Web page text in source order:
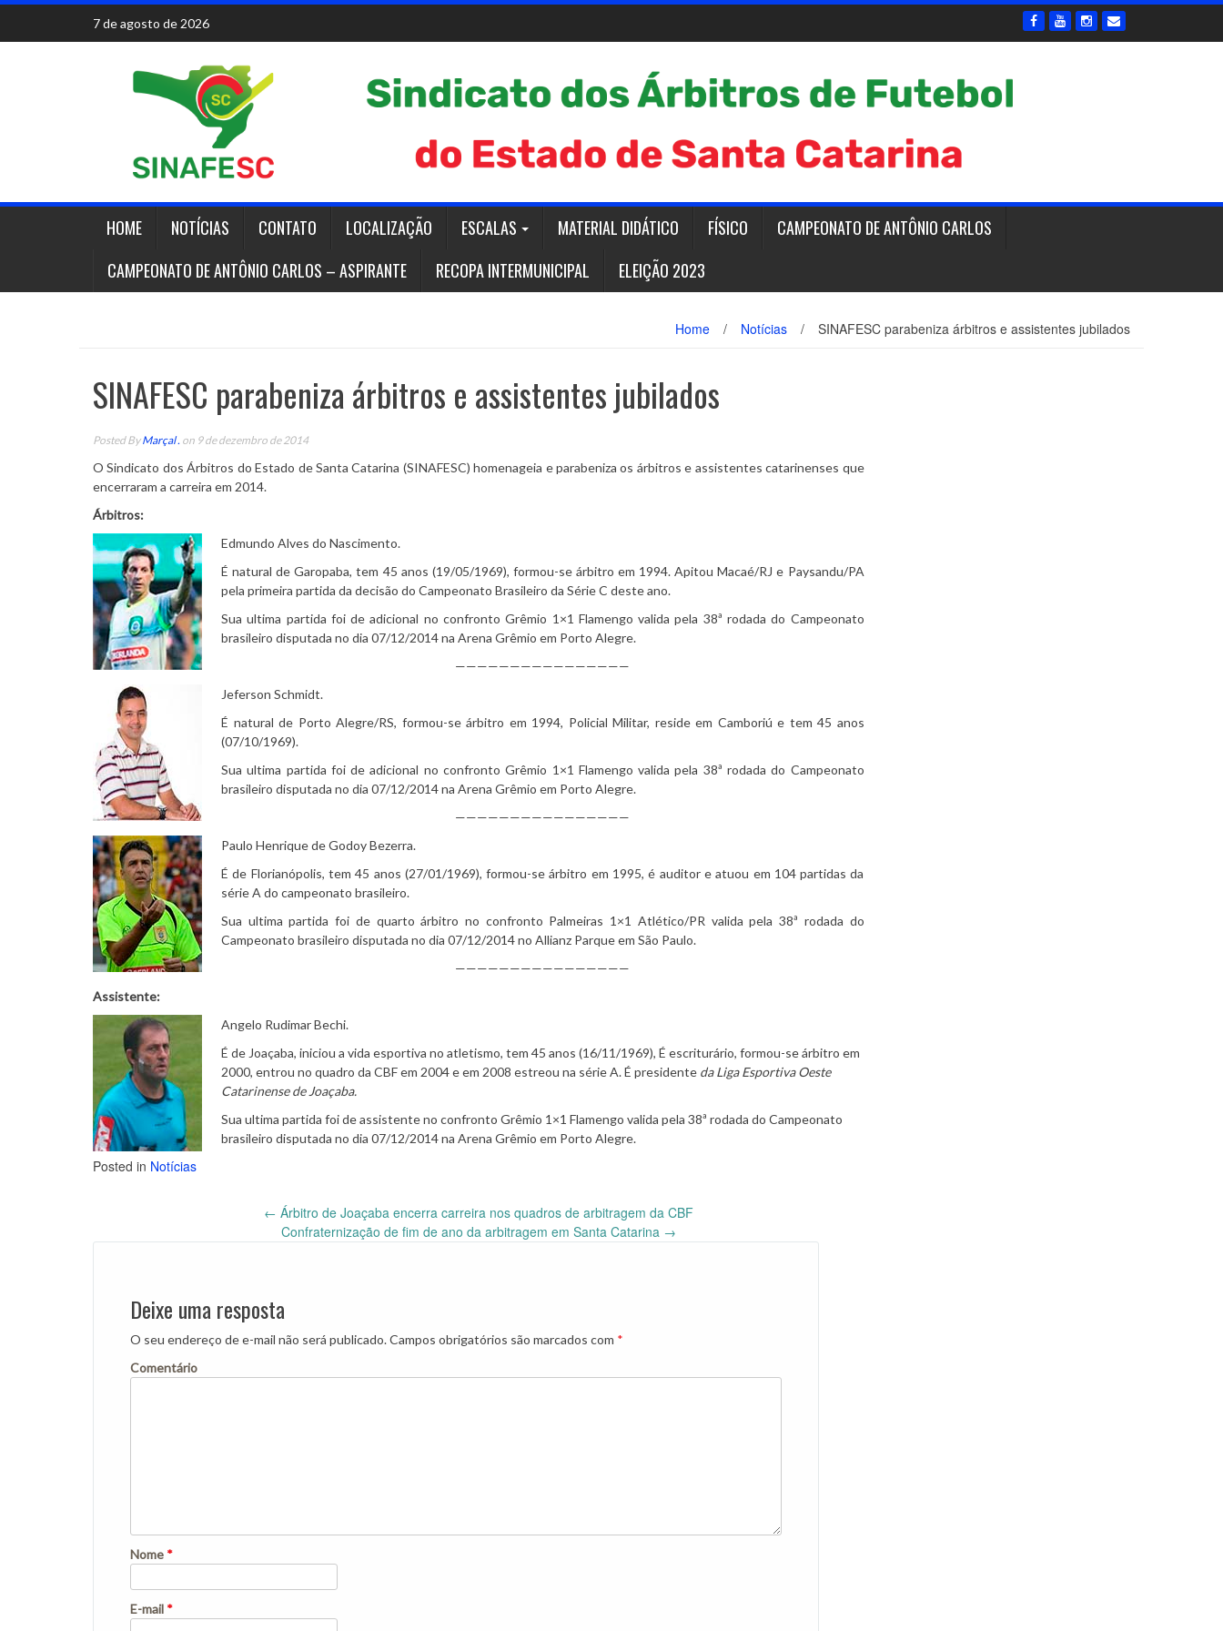
Skip
content
7 de agosto de 2026
HOME NOTÍCIAS CONTATO LOCALIZAÇÃO ESCALAS MATERIAL DIDÁTICO FÍSICO
CAMPEONATO DE ANTÔNIO CARLOS
CAMPEONATO DE ANTÔNIO CARLOS – ASPIRANTE
RECOPA INTERMUNICIPAL ELEIÇÃO 2023
Home / Notícias / SINAFESC parabeniza árbitros e assistentes jubilados
SINAFESC parabeniza árbitros e assistentes jubilados
Posted ByMarçal . on 9 de dezembro de 2014
O Sindicato dos Árbitros do Estado de Santa Catarina (SINAFESC) homenageia e parabeniza os árbitros e assistentes catarinenses que
encerraram a carreira em 2014.
Árbitros:
Edmundo Alves do Nascimento.
É natural de Garopaba, tem 45 anos (19/05/1969), formou-se árbitro em 1994. Apitou Macaé/RJ e Paysandu/PA
pela primeira partida da decisão do Campeonato Brasileiro da Série C deste ano.
Sua ultima partida foi de adicional no confronto Grêmio 1×1 Flamengo valida pela 38ª rodada do Campeonato
brasileiro disputada no dia 07/12/2014 na Arena Grêmio em Porto Alegre.
————————————————
Jeferson Schmidt.
É natural de Porto Alegre/RS, formou-se árbitro em 1994, Policial Militar, reside em Camboriú e tem 45 anos
(07/10/1969).
Sua ultima partida foi de adicional no confronto Grêmio 1×1 Flamengo valida pela 38ª rodada do Campeonato
brasileiro disputada no dia 07/12/2014 na Arena Grêmio em Porto Alegre.
————————————————
Paulo Henrique de Godoy Bezerra.
É de Florianópolis, tem 45 anos (27/01/1969), formou-se árbitro em 1995, é auditor e atuou em 104 partidas da
série A do campeonato brasileiro.
Sua ultima partida foi de quarto árbitro no confronto Palmeiras 1×1 Atlético/PR valida pela 38ª rodada do
Campeonato brasileiro disputada no dia 07/12/2014 no Allianz Parque em São Paulo.
————————————————
Assistente:
Angelo Rudimar Bechi.
É de Joaçaba, iniciou a vida esportiva no atletismo, tem 45 anos (16/11/1969), É escriturário, formou-se árbitro em
2000, entrou no quadro da CBF em 2004 e em 2008 estreou na série A. É presidente da Liga Esportiva Oeste
Catarinense de Joaçaba.
Sua ultima partida foi de assistente no confronto Grêmio 1×1 Flamengo valida pela 38ª rodada do Campeonato
brasileiro disputada no dia 07/12/2014 na Arena Grêmio em Porto Alegre.
Posted in Notícias
Post
← Árbitro de Joaçaba encerra carreira nos quadros de arbitragem da CBF
Confraternização de fim de ano da arbitragem em Santa Catarina →
Deixe uma resposta
O seu endereço de e-mail não será publicado.Campos obrigatórios são marcados com *
Comentário
Nome *
E-mail *